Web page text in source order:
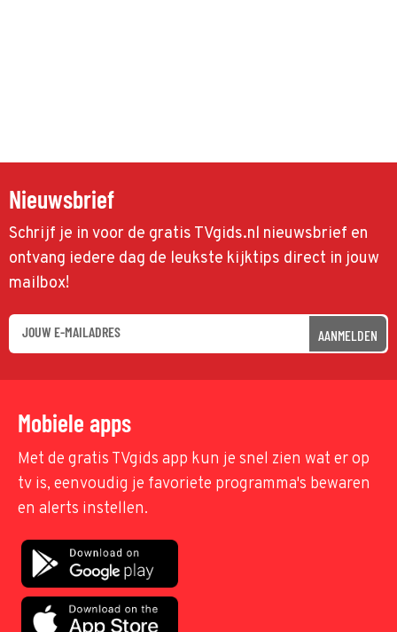
Nieuwsbrief
Schrijf je in voor de gratis TVgids.nl nieuwsbrief en
ontvang iedere dag de leukste kijktips direct in jouw
mailbox!
AANMELDEN
Mobiele apps
Met de gratis TVgids app kun je snel zien wat er op
tv is, eenvoudig je favoriete programma's bewaren
en alerts instellen.